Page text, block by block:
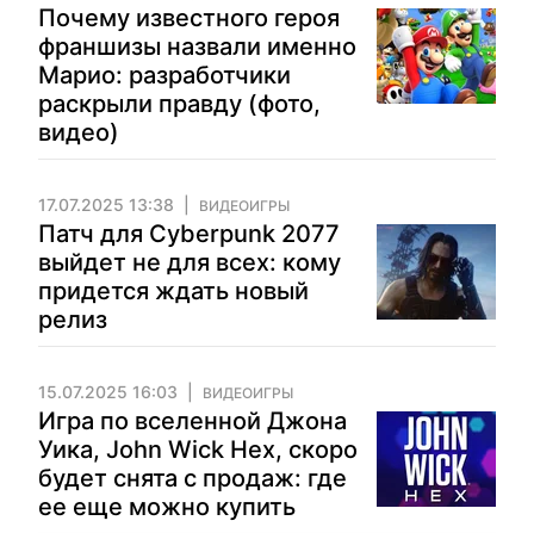
Почему известного героя
франшизы назвали именно
Марио: разработчики
раскрыли правду (фото,
видео)
17.07.2025 13:38 ВИДЕОИГРЫ
Патч для Cyberpunk 2077
выйдет не для всех: кому
придется ждать новый
релиз
15.07.2025 16:03 ВИДЕОИГРЫ
Игра по вселенной Джона
Уика, John Wick Hex, скоро
будет снята с продаж: где
ее еще можно купить